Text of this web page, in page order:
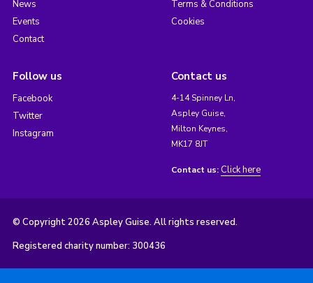
News
Events
Contact
Terms & Conditions
Cookies
Follow us
Facebook
Twitter
Instagram
Contact us
4-14 Spinney Ln,
Aspley Guise,
Milton Keynes,
MK17 8JT
Contact us: Click here
© Copyright 2026 Aspley Guise. All rights reserved.
Registered charity number: 300436